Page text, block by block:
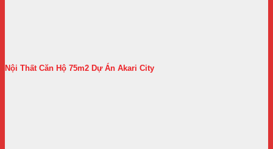
Nội Thất Căn Hộ 75m2 Dự Án Akari City